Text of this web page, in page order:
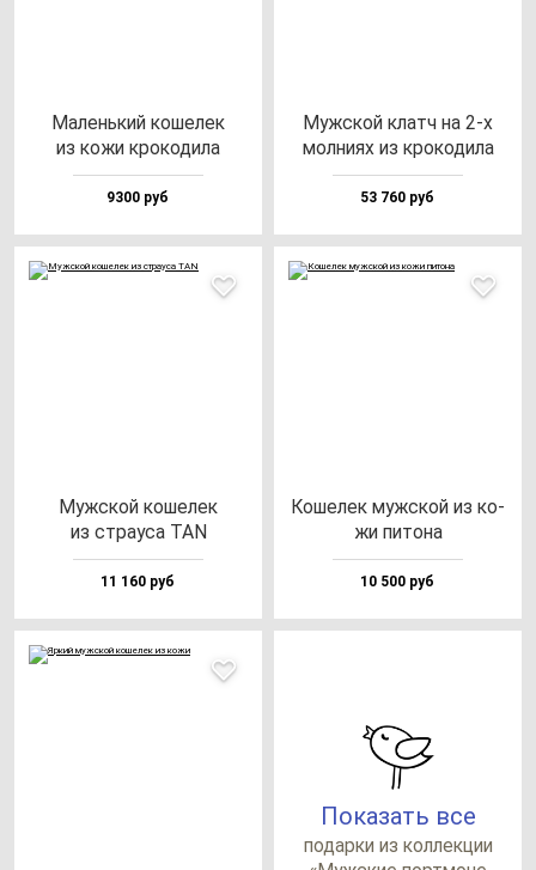
Малень­кий ко­ше­лек
из ко­жи кро­ко­ди­ла
9300 руб
Муж­ской клатч на 2-х
мол­ни­ях из кро­ко­ди­ла
53 760 руб
Муж­ской ко­ше­лек
из стра­уса TAN
11 160 руб
Коше­лек муж­ской из ко­
жи пи­то­на
10 500 руб
Показать все
по­дар­ки из кол­лек­ции